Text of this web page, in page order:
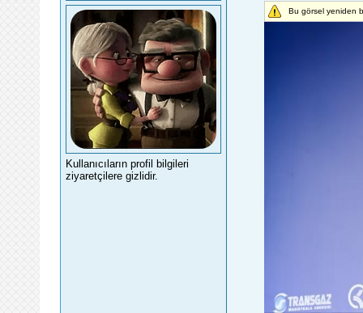
Kullanıcıların profil bilgileri
ziyaretçilere gizlidir.
Bu görsel yeniden